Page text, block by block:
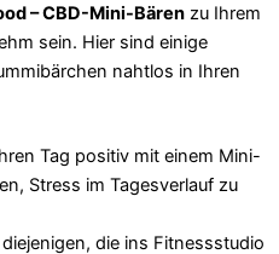
– CBD-Mini-Bären zu Ihrem
sein. Hier sind einige
nahtlos in Ihren
Tag positiv mit einem Mini-
Stress im Tagesverlauf zu
diejenigen, die ins Fitnessstudio